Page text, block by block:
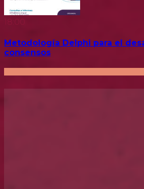
Metodología Delphi para el
consensos